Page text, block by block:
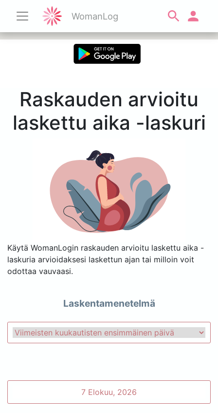
WomanLog
Raskauden arvioitu
laskettu aika -laskuri
Käytä WomanLogin raskauden arvioitu laskettu aika -
laskuria arvioidaksesi laskettun ajan tai milloin voit
odottaa vauvaasi.
Laskentamenetelmä